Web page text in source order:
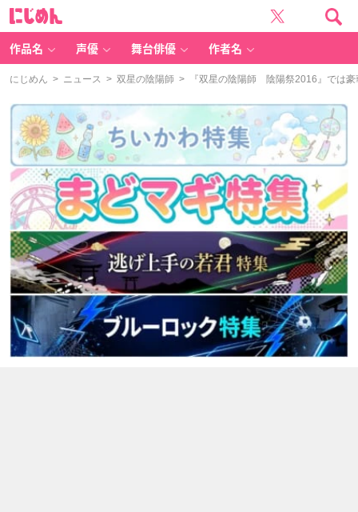
作品名 声優 舞台俳優 作者名
にじめん > ニュース > 双星の陰陽師 > 『双星の陰陽師 陰陽祭2016』では豪